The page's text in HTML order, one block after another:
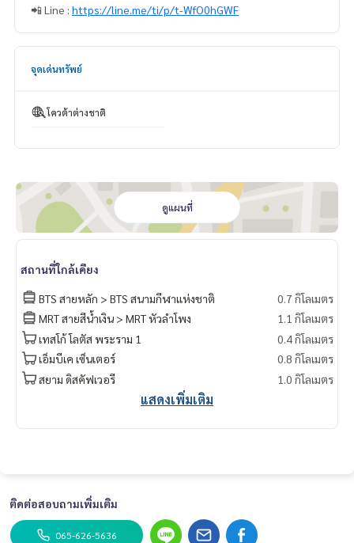
📲 Line : https://line.me/ti/p/t-WfO0hGWF
จุดเด่นทรัพย์
โควต้าต่างชาติ
ดูแผนที่
สถานที่ใกล้เคียง
BTS สายหลัก > BTS สนามกีฬาแห่งชาติ
0.7 กิโลเมตร
MRT สายสีน้ำเงิน > MRT หัวลำโพง
1.1 กิโลเมตร
เทสโก้ โลตัส พระราม 1
0.4 กิโลเมตร
เอ็มบีเค เซ็นเตอร์
0.8 กิโลเมตร
สยาม ดิสคัฟเวอรี
1.0 กิโลเมตร
แสดงเพิ่มเติม
ติดต่อสอบถามเพิ่มเติม
065-626-5636